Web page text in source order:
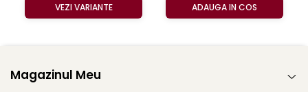
VEZI VARIANTE ADAUGA IN COS
Magazinul Meu